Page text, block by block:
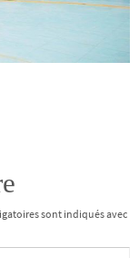
sont indiqués avec